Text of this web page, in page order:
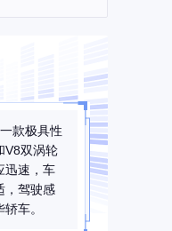
款极具性
V8双涡轮
迅速，车
，驾驶感
车。